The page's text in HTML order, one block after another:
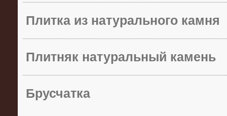
Плитка из натурального камня
Плитняк натуральный камень
Брусчатка